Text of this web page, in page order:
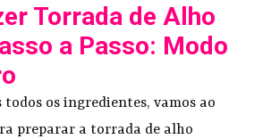
Torrada de Alho
a Passo: Modo
todos os ingredientes, vamos ao
preparar a torrada de alho